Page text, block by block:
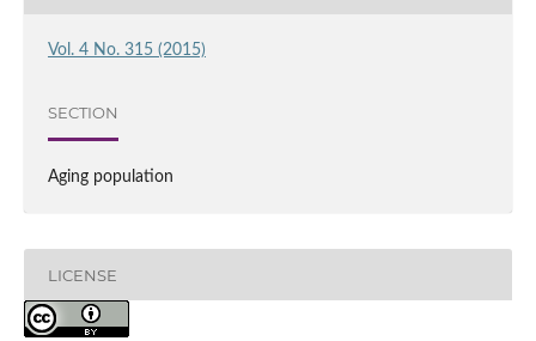
Vol. 4 No. 315 (2015)
SECTION
Aging population
LICENSE